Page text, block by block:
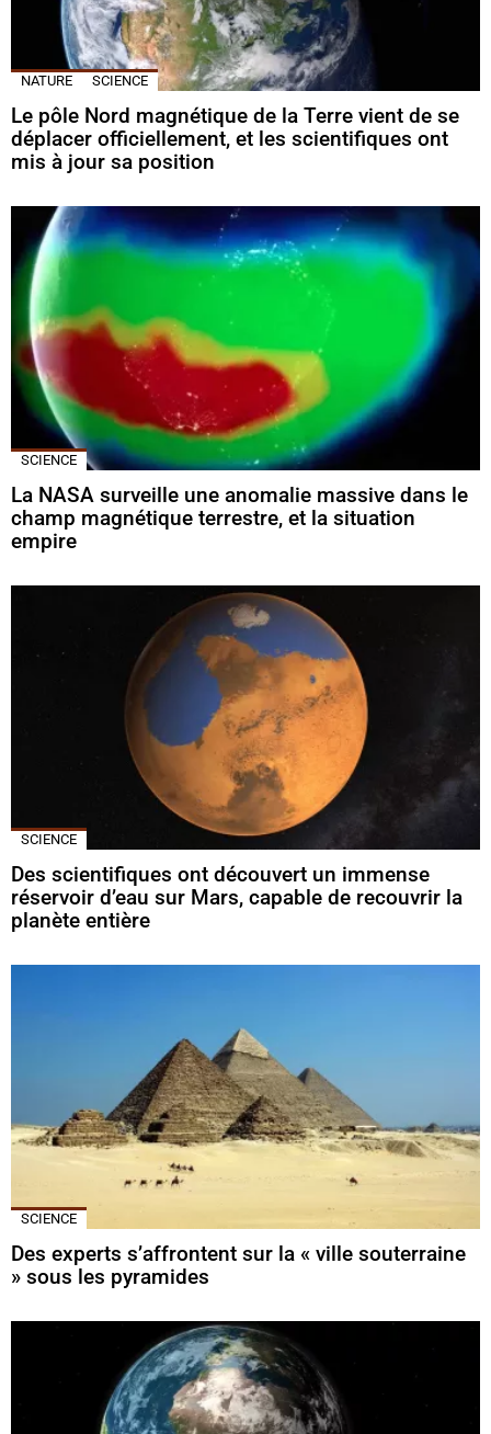
NATURE SCIENCE
Le pôle Nord magnétique de la Terre vient de se
déplacer officiellement, et les scientifiques ont
mis à jour sa position
SCIENCE
La NASA surveille une anomalie massive dans le
champ magnétique terrestre, et la situation
empire
SCIENCE
Des scientifiques ont découvert un immense
réservoir d’eau sur Mars, capable de recouvrir la
planète entière
SCIENCE
Des experts s’affrontent sur la « ville souterraine
» sous les pyramides